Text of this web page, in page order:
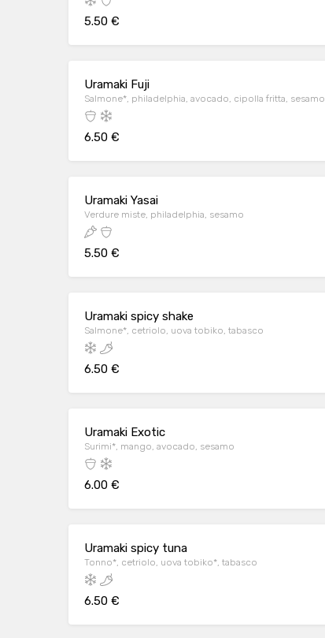
5.50 €
Uramaki Fuji
Salmone*, philadelphia, avocado, cipolla fritta, sesamo
6.50 €
Uramaki Yasai
Verdure miste, philadelphia, sesamo
5.50 €
Uramaki spicy shake
Salmone*, cetriolo, uova tobiko, tabasco
6.50 €
Uramaki Exotic
Surimi*, mango, avocado, sesamo
6.00 €
Uramaki spicy tuna
Tonno*, cetriolo, uova tobiko*, tabasco
6.50 €